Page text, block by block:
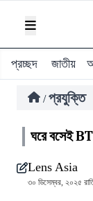
প্রচ্ছদ জাতীয়
/ প্রযুক্তি
ঘরে বসেই
Lens Asia
৩০ ডিসেম্বর, ২০২৫